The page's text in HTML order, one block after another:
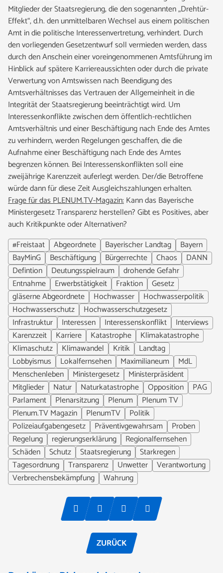
Mitglieder der Staatsregierung, die den sogenannten „Drehtür-
Effekt“, d.h. den unmittelbaren Wechsel aus einem politischen
Amt in die politische Interessenvertretung, verhindert. Durch
den vorliegenden Gesetzentwurf soll vermieden werden, dass
durch den Anschein einer voreingenommenen Amtsführung im
Hinblick auf spätere Karriereaussichten oder durch die private
Verwertung von Amtswissen nach Beendigung des
Amtsverhältnisses das Vertrauen der Allgemeinheit in die
Integrität der Staatsregierung beeinträchtigt wird. Um
Interessenkonflikte zwischen dem öffentlich-rechtlichen
Amtsverhältnis und einer Beschäftigung nach Ende des Amtes
zu verhindern, werden Regelungen geschaffen, die die
Aufnahme einer Beschäftigung nach Ende des Amtes
begrenzen können. Bei Interessenskonflikten soll eine
zweijährige Karenzzeit auferlegt werden. Der/die Betroffene
würde dann für diese Zeit Ausgleichszahlungen erhalten.
Frage für das PLENUM.TV-Magazin:Kann das Bayerische
Ministergesetz Transparenz herstellen? Gibt es Positives, aber
auch Kritikpunkte oder Alternativen?
#Freistaat
Abgeordnete Bayerischer Landtag
Bayern
BayMinG
Beschäftigung Bürgerrechte Chaos
DANN
Defintion
Deutungsspielraum
drohende Gefahr
Entnahme
Erwerbstätigkeit Fraktion
Gesetz
gläserne Abgeordnete
Hochwasser
Hochwasserpolitik
Hochwasserschutz
Hochwasserschutzgesetz
Infrastruktur
Interessen Interessenskonflikt
Interviews
Karenzzeit
Karriere Katastrophe
Klimakatastrophe
Klimaschutz
Klimawandel Kritik
Landtag
Lobbyismus
Lokalfernsehen Maximilianeum
MdL
Menschenleben
Ministergesetz
Ministerpräsident
Mitglieder
Natur Naturkatastrophe Opposition
PAG
Parlament
Plenarsitzung Plenum
Plenum TV
Plenum.TV Magazin
PlenumTV
Politik
Polizeiaufgabengesetz
Präventivgewahrsam
Proben
Regelung
regierungserklärung
Regionalfernsehen
Schäden
Schutz Staatsregierung
Starkregen
Tagesordnung
Transparenz Unwetter
Verantwortung
Verbrechensbekämpfung
Wahrung
ZURÜCK